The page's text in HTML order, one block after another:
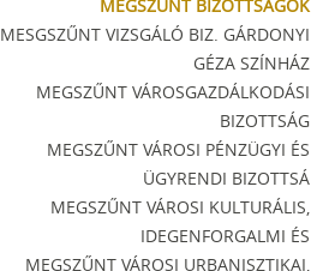
MEGSZŰNT BIZOTTSÁGOK
MESGSZŰNT VIZSGÁLÓ BIZ. GÁRDONYI
GÉZA SZÍNHÁZ
MEGSZŰNT VÁROSGAZDÁLKODÁSI
BIZOTTSÁG
MEGSZŰNT VÁROSI PÉNZÜGYI ÉS
ÜGYRENDI BIZOTTSÁ
MEGSZŰNT VÁROSI KULTURÁLIS,
IDEGENFORGALMI ÉS
MEGSZŰNT VÁROSI URBANISZTIKAI,